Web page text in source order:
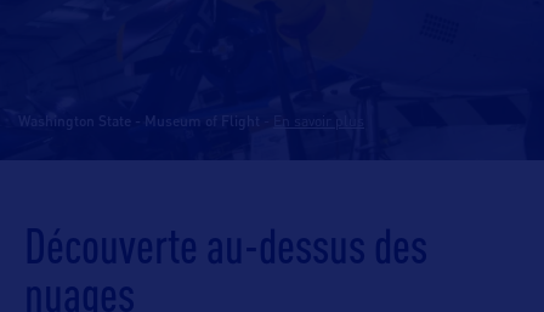
Washington State - Museum of Flight
Découverte au-dessus des
nuages